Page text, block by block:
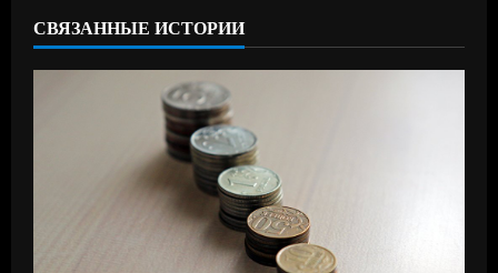
ч
СВЯЗАННЫЕ ИСТОРИИ